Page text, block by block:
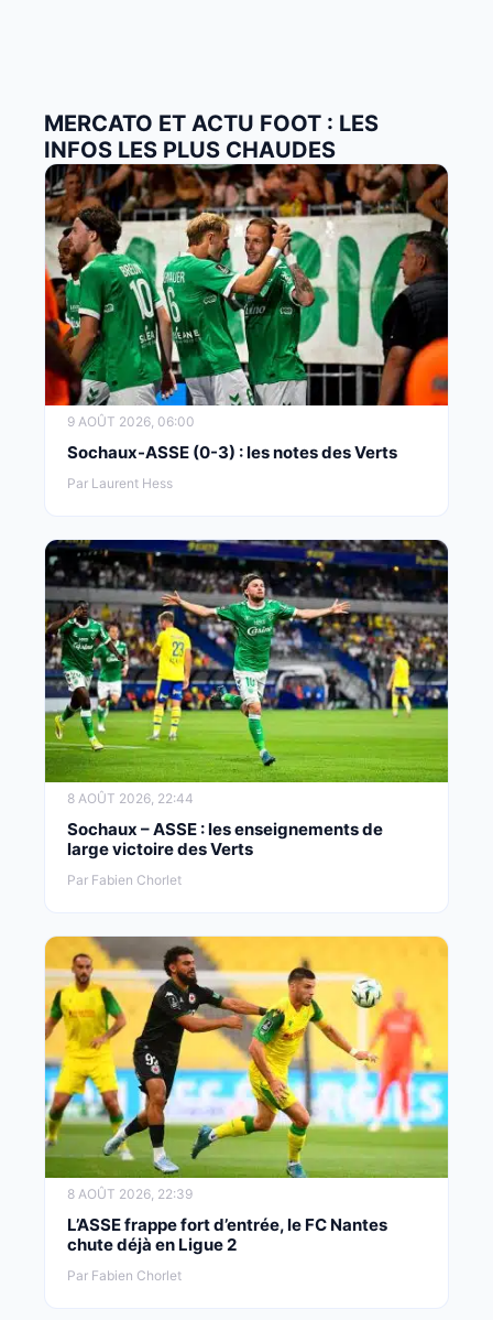
MERCATO ET ACTU FOOT : LES
INFOS LES PLUS CHAUDES
9 AOÛT 2026, 06:00
Sochaux-ASSE (0-3) : les notes des Verts
Par Laurent Hess
8 AOÛT 2026, 22:44
Sochaux – ASSE : les enseignements de
large victoire des Verts
Par Fabien Chorlet
8 AOÛT 2026, 22:39
L’ASSE frappe fort d’entrée, le FC Nantes
chute déjà en Ligue 2
Par Fabien Chorlet